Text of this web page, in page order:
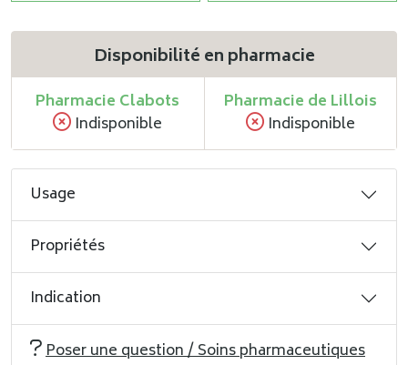
Disponibilité en pharmacie
Pharmacie Clabots
Indisponible
Pharmacie de Lillois
Indisponible
Usage
Propriétés
Indication
Poser une question / Soins pharmaceutiques